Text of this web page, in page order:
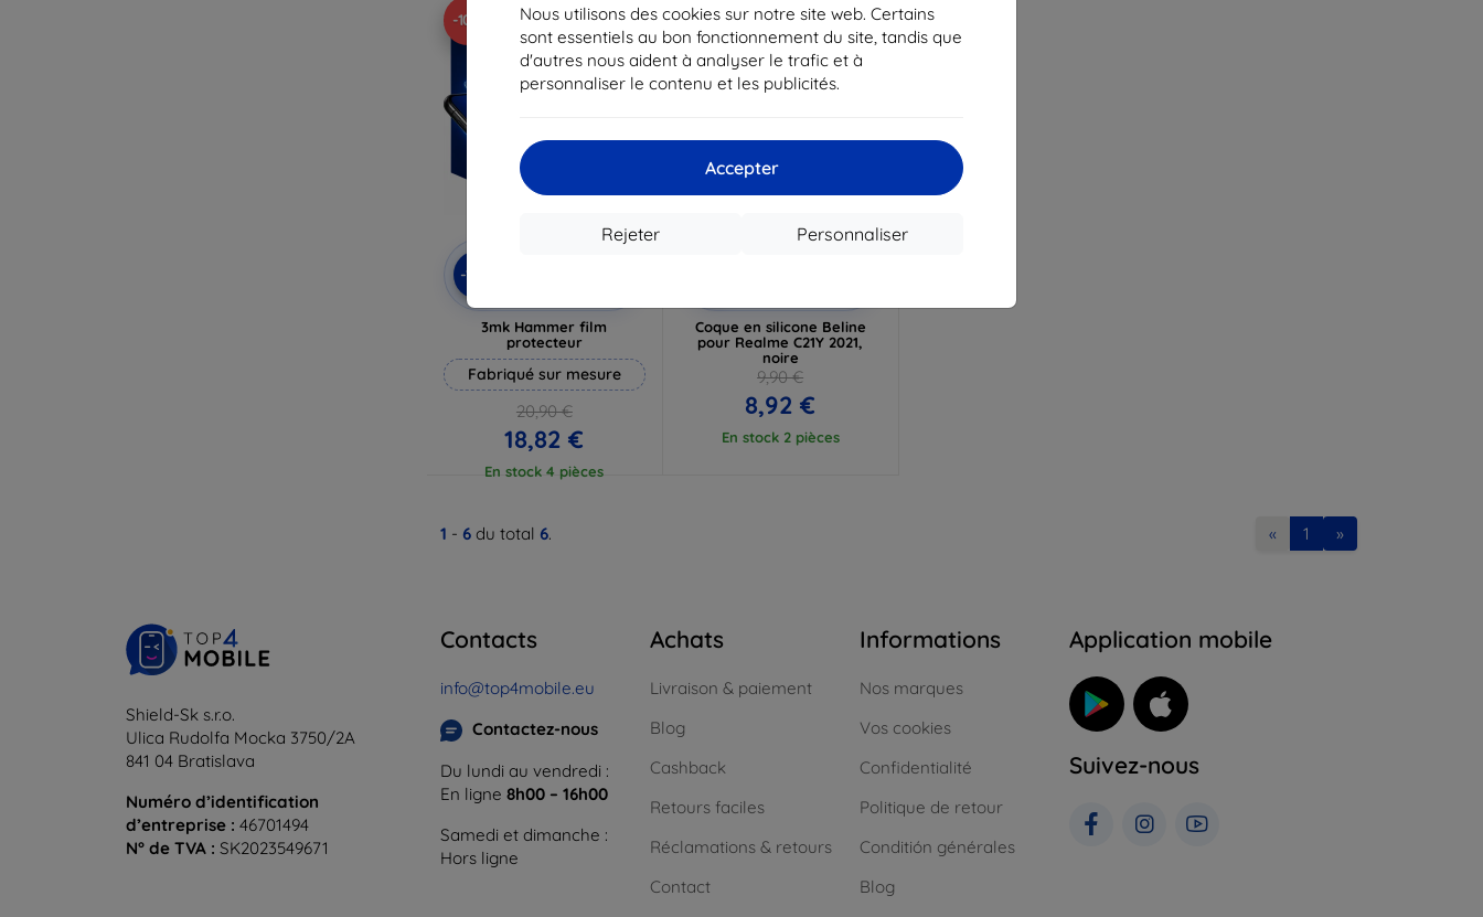
Nous utilisons des cookies sur notre site web. Certains
sont essentiels au bon fonctionnement du site, tandis que
d'autres nous aident à analyser le trafic et à
personnaliser le contenu et les publicités.
Accepter
Personnaliser
Rejeter
-10%
-10%
3mk Hammer film
protecteur
Fabriqué sur mesure
20,90 €
18,82 €
En stock 4 pièces
-10%
Coque en silicone Beline
pour Realme C21Y 2021,
noire
9,90 €
8,92 €
En stock 2 pièces
1 - 6 du total 6. « 1 »
Shield-Sk s.r.o.
Ulica Rudolfa Mocka 3750/2A
841 04 Bratislava
Numéro d’identification
d’entreprise : 46701494
N° de TVA : SK2023549671
Contacts
info@top4mobile.eu
Contactez-nous
Du lundi au vendredi :
En ligne 8h00 – 16h00
Samedi et dimanche :
Hors ligne
Achats
Livraison & paiement
Blog
Cashback
Retours faciles
Réclamations & retours
Contact
Informations
Nos marques
Vos cookies
Confidentialité
Politique de retour
Conditión générales
Blog
Application mobile
Suivez-nous